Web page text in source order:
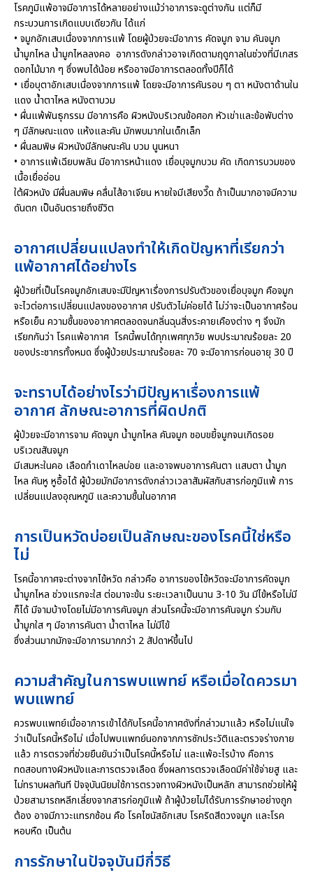
โรคภูมิแพ้อาจมีอาการได้หลายอย่างแม้ว่าอาการจะดูต่างกัน แต่ก็มี
กระบวนการเกิดแบบเดียวกัน ได้แก่
• จมูกอักเสบเนื่องจากการแพ้ โดยผู้ป่วยจะมีอาการ คัดจมูก จาม คันจมูก
น้ำมูกไหล น้ำมูกไหลลงคอ อาการดังกล่าวอาจเกิดตามฤดูกาลในช่วงที่มีเกสร
ดอกไม้มาก ๆ ซึ่งพบได้น้อย หรืออาจมีอาการตลอดทั้งปีก็ได้
• เยื่อบุตาอักเสบเนื่องจากการแพ้ โดยจะมีอาการคันรอบ ๆ ตา หนังตาด้านใน
แดง น้ำตาไหล หนังตาบวม
• ผื่นแพ้พันธุกรรม มีอาการคือ ผิวหนังบริเวณข้อศอก หัวเข่าและข้อพับต่าง
ๆ มีลักษณะแดง แห้งและคัน มักพบมากในเด็กเล็ก
• ผื่นลมพิษ ผิวหนังมีลักษณะคัน บวม นูนหนา
• อาการแพ้เฉียบพลัน มีอาการหน้าแดง เยื่อบุจมูกบวม คัด เกิดการบวมของ
เนื้อเยื่ออ่อน
ใต้ผิวหนัง มีผื่นลมพิษ คลื่นไส้อาเจียน หายใจมีเสียงวี๊ด ถ้าเป็นมากอาจมีความ
ดันตก เป็นอันตรายถึงชีวิต
อากาศเปลี่ยนแปลงทำให้เกิดปัญหาที่เรียกว่า
แพ้อากาศได้อย่างไร
ผู้ป่วยที่เป็นโรคจมูกอักเสบจะมีปัญหาเรื่องการปรับตัวของเยื่อบุจมูก คือจมูก
จะไวต่อการเปลี่ยนแปลงของอากาศ ปรับตัวไม่ค่อยได้ ไม่ว่าจะเป็นอากาศร้อน
หรือเย็น ความชื้นของอากาศตลอดจนกลิ่นฉุนสิ่งระคายเคืองต่าง ๆ จึงมัก
เรียกกันว่า โรคแพ้อากาศ โรคนี้พบได้ทุกเพศทุกวัย พบประมาณร้อยละ 20
ของประชากรทั้งหมด ซึ่งผู้ป่วยประมาณร้อยละ 70 จะมีอาการก่อนอายุ 30 ปี
จะทราบได้อย่างไรว่ามีปัญหาเรื่องการแพ้
อากาศ ลักษณะอาการที่ผิดปกติ
ผู้ป่วยจะมีอาการจาม คัดจมูก น้ำมูกไหล คันจมูก ชอบขยี้จมูกจนเกิดรอย
บริเวณสันจมูก
มีเสมหะในคอ เลือดกำเดาไหลบ่อย และอาจพบอาการคันตา แสบตา น้ำมูก
ไหล คันหู หูอื้อได้ ผู้ป่วยมักมีอาการดังกล่าวเวลาสัมผัสกับสารก่อภูมิแพ้ การ
เปลี่ยนแปลงอุณหภูมิ และความชื้นในอากาศ
การเป็นหวัดบ่อยเป็นลักษณะของโรคนี้ใช่หรือ
ไม่
โรคนี้อากาศจะต่างจากไข้หวัด กล่าวคือ อาการของไข้หวัดจะมีอาการคัดจมูก
น้ำมูกไหล ช่วงแรกจะใส ต่อมาจะข้น ระยะเวลาเป็นนาน 3-10 วัน มีไข้หรือไม่มี
ก็ได้ มีจามบ้างโดยไม่มีอาการคันจมูก ส่วนโรคนี้จะมีอาการคันจมูก ร่วมกับ
น้ำมูกใส ๆ มีอาการคันตา น้ำตาไหล ไม่มีไข้
ซึ่งส่วนมากมักจะมีอาการมากกว่า 2 สัปดาห์ขึ้นไป
ความสำคัญในการพบแพทย์ หรือเมื่อใดควรมา
พบแพทย์
ควรพบแพทย์เมื่ออาการเข้าได้กับโรคนี้อากาศดังที่กล่าวมาแล้ว หรือไม่แน่ใจ
ว่าเป็นโรคนี้หรือไม่ เมื่อไปพบแพทย์นอกจากการซักประวัติและตรวจร่างกาย
แล้ว การตรวจที่ช่วยยืนยันว่าเป็นโรคนี้หรือไม่ และแพ้อะไรบ้าง คือการ
ทดสอบทางผิวหนังและการตรวจเลือด ซึ่งผลการตรวจเลือดมีค่าใช้จ่ายสู และ
ไม่ทราบผลทันที ปัจจุบันนิยมใช้การตรวจทางผิวหนังเป็นหลัก สามารถช่วยให้ผู้
ป่วยสามารถหลีกเลี่ยงจากสารก่อภูมิแพ้ ถ้าผู้ป่วยไม่ได้รับการรักษาอย่างถูก
ต้อง อาจมีภาวะแทรกซ้อน คือ โรคไซนัสอักเสบ โรคริดสีดวงจมูก และโรค
หอบหืด เป็นต้น
การรักษาในปัจจุบันมีกี่วิธี